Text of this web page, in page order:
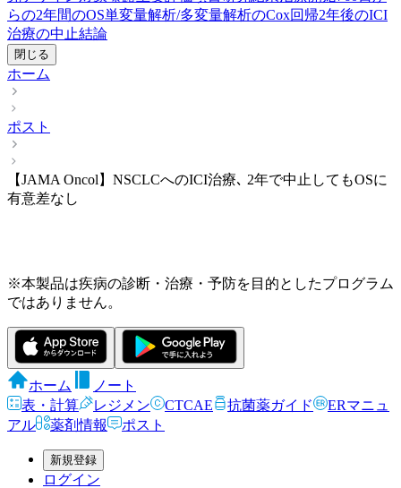
らの2年間のOS単変量解析/多変量解析のCox回帰2年後のICI
治療の中止結論
閉じる
ホーム
ポスト
【JAMA Oncol】NSCLCへのICI治療､ 2年で中止してもOSに
有意差なし
※本製品は疾病の診断・治療・予防を目的としたプログラム
ではありません。
ホーム
ノート
表・計算
レジメン CTCAE 抗菌薬ガイド
ERマニュ
アル
薬剤情報 ポスト
新規登録
ログイン